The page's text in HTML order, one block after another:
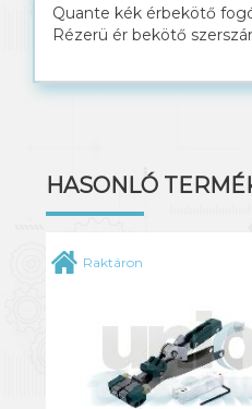
Solar kábel
Quante kék érbekötő
Rézerü ér bekötő
HASONLÓ
Raktáron